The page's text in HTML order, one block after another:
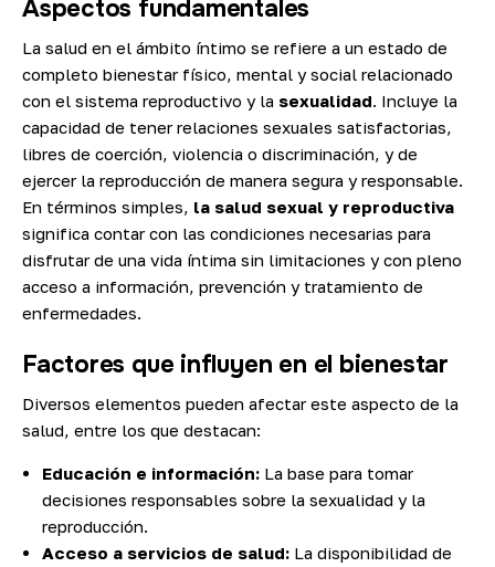
Aspectos fundamentales
La salud en el ámbito íntimo se refiere a un estado de
completo bienestar físico, mental y social relacionado
con el sistema reproductivo y la sexualidad. Incluye la
capacidad de tener relaciones sexuales satisfactorias,
libres de coerción, violencia o discriminación, y de
ejercer la reproducción de manera segura y responsable.
En términos simples, la salud sexual y reproductiva
significa contar con las condiciones necesarias para
disfrutar de una vida íntima sin limitaciones y con pleno
acceso a información, prevención y tratamiento de
enfermedades.
Factores que influyen en el bienestar
Diversos elementos pueden afectar este aspecto de la
salud, entre los que destacan:
Educación e información: La base para tomar
decisiones responsables sobre la sexualidad y la
reproducción.
Acceso a servicios de salud: La disponibilidad de